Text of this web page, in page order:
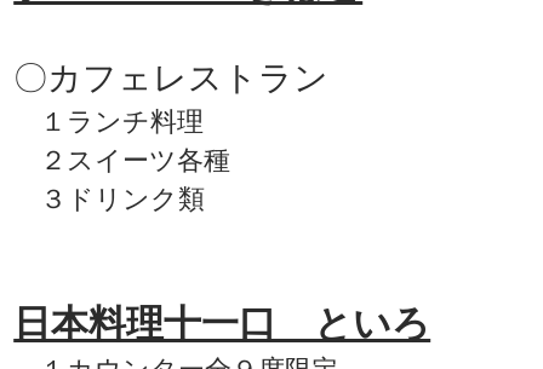
〇カフェレストラン
１ランチ料理
２スイーツ各種
３ドリンク類
日本料理十一口 といろ